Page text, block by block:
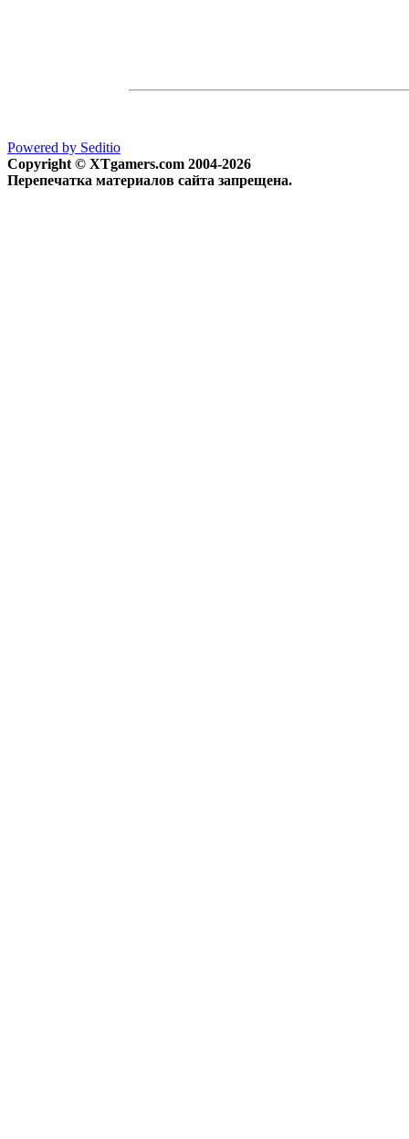
Powered by Seditio
Copyright © XTgamers.com 2004-2026
Перепечатка материалов сайта запрещена.